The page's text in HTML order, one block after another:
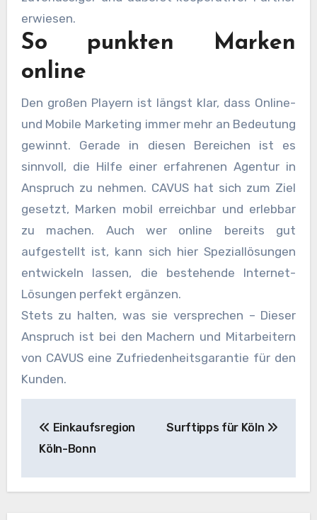
erwiesen.
So punkten Marken
online
Den großen Playern ist längst klar, dass Online-
und Mobile Marketing immer mehr an Bedeutung
gewinnt. Gerade in diesen Bereichen ist es
sinnvoll, die Hilfe einer erfahrenen Agentur in
Anspruch zu nehmen. CAVUS hat sich zum Ziel
gesetzt, Marken mobil erreichbar und erlebbar
zu machen. Auch wer online bereits gut
aufgestellt ist, kann sich hier Speziallösungen
entwickeln lassen, die bestehende Internet-
Lösungen perfekt ergänzen.
Stets zu halten, was sie versprechen – Dieser
Anspruch ist bei den Machern und Mitarbeitern
von CAVUS eine Zufriedenheitsgarantie für den
Kunden.
Einkaufsregion
Köln-Bonn
Surftipps für Köln